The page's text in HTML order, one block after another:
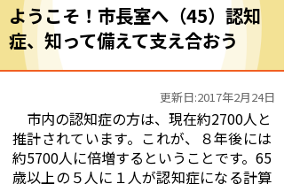
ようこそ！市長室へ（45）認知
症、知って備えて支え合おう
更新日:2017年2月24日
市内の認知症の方は、現在約2700人と
推計されています。これが、８年後には
約5700人に倍増するということです。65
歳以上の５人に１人が認知症になる計算